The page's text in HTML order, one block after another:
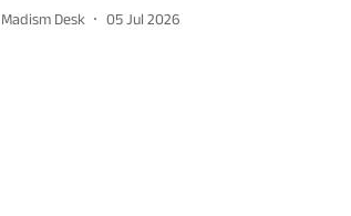
Madism Desk 05 Jul 2026